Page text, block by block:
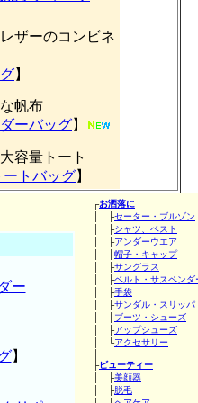
ザーのコンビネ
】
帆布
ーバッグ】
容量トート
トバッグ】
┌お洒落に
│ ├セーター・ブルゾン
│ ├シャツ、ベスト
│ ├アンダーウエア
│ ├帽子・キャップ
│ ├サングラス
│ ├ベルト・サスペンダ
│ ├手袋
│ ├サンダル・スリッパ
│ ├ブーツ・シューズ
│ ├アップシューズ
│ └アクセサリー
├ビューティー
│ ├美顔器
│ ├脱毛
ー
】